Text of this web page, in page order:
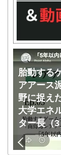
胎動する
アアース
野に捉え
大学エネ
ター長（